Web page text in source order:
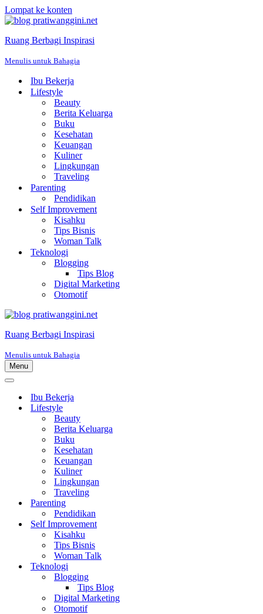
Lompat ke konten
Ruang Berbagi Inspirasi
Menulis untuk Bahagia
Ibu Bekerja
Lifestyle
Beauty
Berita Keluarga
Buku
Kesehatan
Keuangan
Kuliner
Lingkungan
Traveling
Parenting
Pendidikan
Self Improvement
Kisahku
Tips Bisnis
Woman Talk
Teknologi
Blogging
Tips Blog
Digital Marketing
Otomotif
Ruang Berbagi Inspirasi
Menulis untuk Bahagia
Menu
Menu
Menu
NavigasiIbu Bekerja
Lifestyle
Beauty
Berita Keluarga
Buku
Kesehatan
Keuangan
Kuliner
Lingkungan
Traveling
Parenting
Pendidikan
Self Improvement
Kisahku
Tips Bisnis
Woman Talk
Teknologi
Blogging
Tips Blog
Digital Marketing
Otomotif